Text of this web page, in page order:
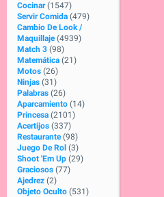
Cocinar (1547)
Servir Comida (479)
Cambio De Look /
Maquillaje (4939)
Match 3 (98)
Matemática (21)
Motos (26)
Ninjas (31)
Palabras (26)
Aparcamiento (14)
Princesa (2101)
Acertijos (337)
Restaurante (98)
Juego De Rol (3)
Shoot 'Em Up (29)
Graciosos (77)
Ajedrez (2)
Objeto Oculto (531)